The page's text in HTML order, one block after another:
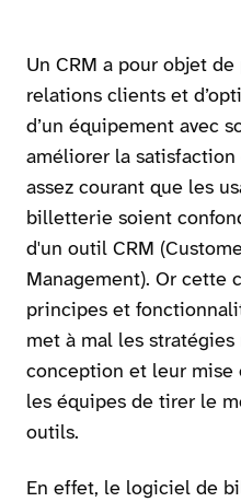
Un CRM a pour objet
relations clients et
d’un équipement avec
améliorer la
assez courant que les
billetterie soient
d'un outil CRM
Management). Or cette
principes et
met à mal les
conception et leur
les équipes de tirer le
outils.
En effet, le logiciel de